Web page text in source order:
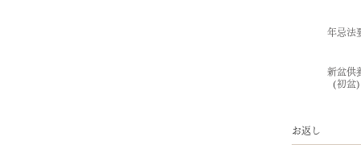
年忌法
新盆供
(初盆)
お返し